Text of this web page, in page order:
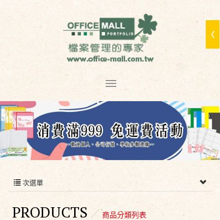
次選單
PRODUCTS 商品分類列表